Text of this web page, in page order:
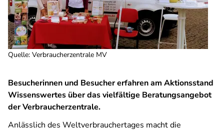
Quelle: Verbraucherzentrale MV
Besucherinnen und Besucher erfahren am Aktionsstand
Wissenswertes über das vielfältige Beratungsangebot
der Verbraucherzentrale.
Anlässlich des Weltverbrauchertages macht die